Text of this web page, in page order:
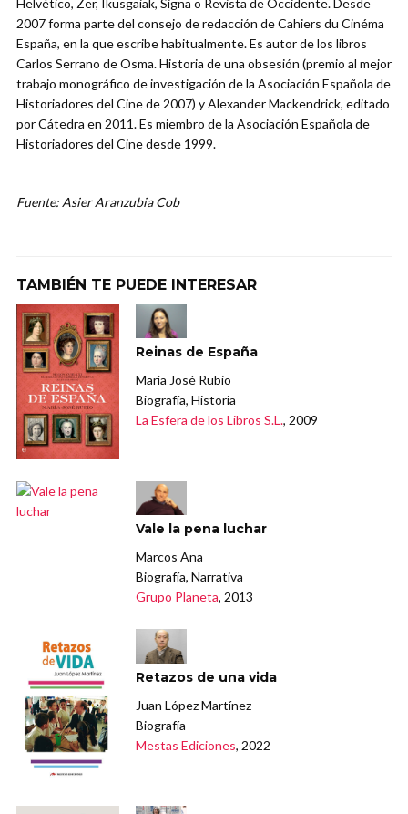
Helvético, Zer, Ikusgaiak, Signa o Revista de Occidente. Desde
2007 forma parte del consejo de redacción de Cahiers du Cinéma
España, en la que escribe habitualmente. Es autor de los libros
Carlos Serrano de Osma. Historia de una obsesión (premio al mejor
trabajo monográfico de investigación de la Asociación Española de
Historiadores del Cine de 2007) y Alexander Mackendrick, editado
por Cátedra en 2011. Es miembro de la Asociación Española de
Historiadores del Cine desde 1999.
Fuente: Asier Aranzubia Cob
TAMBIÉN TE PUEDE INTERESAR
Reinas de España
María José Rubio
Biografía, Historia
La Esfera de los Libros S.L., 2009
Vale la pena luchar
Marcos Ana
Biografía, Narrativa
Grupo Planeta, 2013
Retazos de una vida
Juan López Martínez
Biografía
Mestas Ediciones, 2022